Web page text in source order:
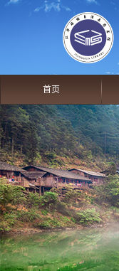
首页